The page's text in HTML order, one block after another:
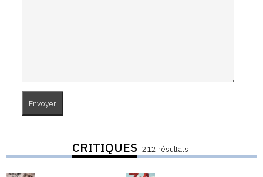
CRITIQUES 212 résultats